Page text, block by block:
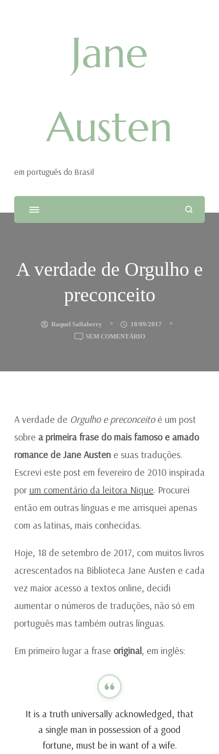
Jane
Austen
em português do Brasil
A verdade de Orgulho e
preconceito
Raquel Sallaberry
18/09/2017
SEM COMENTÁRIOEM
DE
A verdade de Orgulho e preconceitoé um post
sobre a primeira frase do mais famoso e amado
romance de Jane Austen e suas traduções.
Escrevi este post em fevereiro de 2010 inspirada
por um comentário da leitora Nique. Procurei
então em outras línguas e me arrisquei apenas
com as latinas, mais conhecidas.
Hoje, 18 de setembro de 2017, com muitos livros
acrescentados na Biblioteca Jane Austen e cada
vez maior acesso a textos online, decidi
aumentar o números de traduções, não só em
português mas também outras línguas.
Em primeiro lugar a frase original, em inglês:
It is a truth universally acknowledged, that
a single man in possession of a good
fortune, must be in want of a wife.